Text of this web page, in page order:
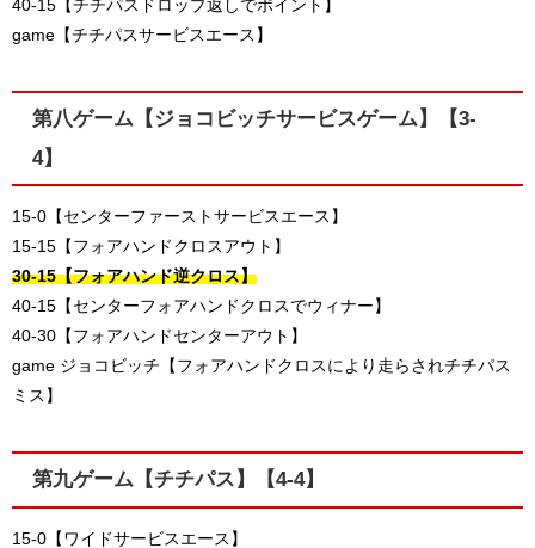
40-15【チチパスドロップ返しでポイント】
game【チチパスサービスエース】
第八ゲーム【ジョコビッチサービスゲーム】【3-
4】
15-0【センターファーストサービスエース】
15-15【フォアハンドクロスアウト】
30-15【フォアハンド逆クロス】
40-15【センターフォアハンドクロスでウィナー】
40-30【フォアハンドセンターアウト】
game ジョコビッチ【フォアハンドクロスにより走らされチチパス
ミス】
第九ゲーム【チチパス】【4-4】
15-0【ワイドサービスエース】